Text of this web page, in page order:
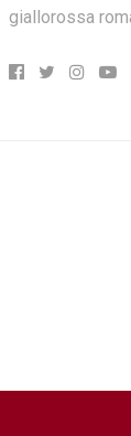
giallorossa